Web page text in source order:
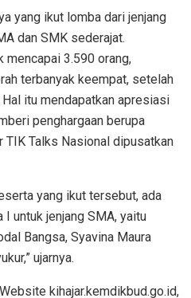
yang ikut lomba dari jenjang
dan SMK sederajat.
mencapai 3.590 orang,
terbanyak keempat, setelah
Hal itu mendapatkan apresiasi
penghargaan berupa
TIK Talks Nasional dipusatkan
yang ikut tersebut, ada
I untuk jenjang SMA, yaitu
Bangsa, Syavina Maura
ujarnya.
kihajar.kemdikbud.go.id,